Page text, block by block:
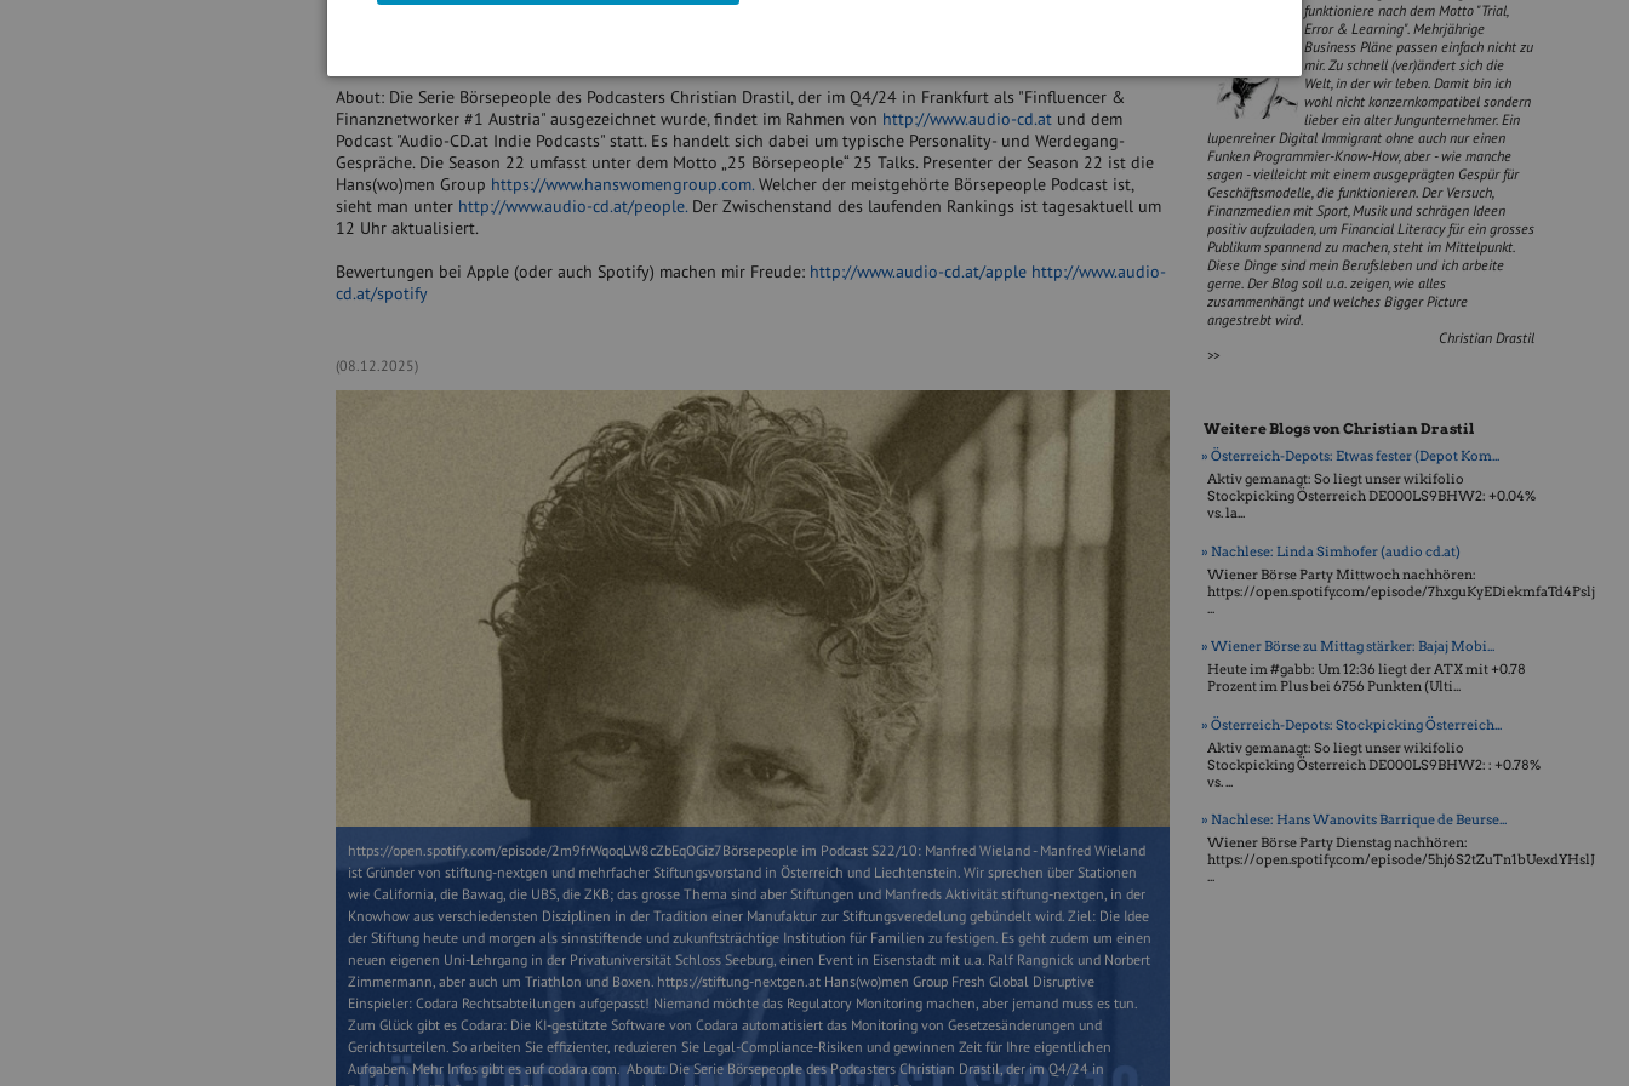
Zum Glück gibt es Codara: Die KI-gestützte Software von Codara automatisiert das Monitoring von
About: Die Serie Börsepeople des Podcasters Christian Drastil, der im Q4/24 in Frankfurt als "Finfluencer &
Finanznetworker #1 Austria" ausgezeichnet wurde, findet im Rahmen von http://www.audio-cd.atund dem
Podcast "Audio-CD.at Indie Podcasts" statt. Es handelt sich dabei um typische Personality- und Werdegang-
Gespräche. Die Season 22 umfasst unter dem Motto „25 Börsepeople“ 25 Talks. Presenter der Season 22 ist die
Hans(wo)men Group https://www.hanswomengroup.com.Welcher der meistgehörte Börsepeople Podcast ist,
sieht man unter http://www.audio-cd.at/people.Der Zwischenstand des laufenden Rankings ist tagesaktuell um
12 Uhr aktualisiert.
Bewertungen bei Apple (oder auch Spotify) machen mir Freude: http://www.audio-cd.at/apple http://www.audio-
cd.at/spotify
(08.12.2025)
https://open.spotify.com/episode/2m9frWqoqLW8cZbEqOGiz7Börsepeople im Podcast S22/10: Manfred Wieland - Manfred Wieland
ist Gründer von stiftung-nextgen und mehrfacher Stiftungsvorstand in Österreich und Liechtenstein. Wir sprechen über Stationen
wie California, die Bawag, die UBS, die ZKB; das grosse Thema sind aber Stiftungen und Manfreds Aktivität stiftung-nextgen, in der
Knowhow aus verschiedensten Disziplinen in der Tradition einer Manufaktur zur Stiftungsveredelung gebündelt wird. Ziel: Die Idee
der Stiftung heute und morgen als sinnstiftende und zukunftsträchtige Institution für Familien zu festigen. Es geht zudem um einen
neuen eigenen Uni-Lehrgang in der Privatuniversität Schloss Seeburg, einen Event in Eisenstadt mit u.a. Ralf Rangnick und Norbert
Zimmermann, aber auch um Triathlon und Boxen. https://stiftung-nextgen.at Hans(wo)men Group Fresh Global Disruptive
Einspieler: Codara Rechtsabteilungen aufgepasst! Niemand möchte das Regulatory Monitoring machen, aber jemand muss es tun.
Zum Glück gibt es Codara: Die KI-gestützte Software von Codara automatisiert das Monitoring von Gesetzesänderungen und
Gerichtsurteilen. So arbeiten Sie effizienter, reduzieren Sie Legal-Compliance-Risiken und gewinnen Zeit für Ihre eigentlichen
Aufgaben. Mehr Infos gibt es auf codara.com. About: Die Serie Börsepeople des Podcasters Christian Drastil, der im Q4/24 in
funktioniere nach dem Motto "Trial,
Error & Learning". Mehrjährige
Business Pläne passen einfach nicht zu
mir. Zu schnell (ver)ändert sich die
Welt, in der wir leben. Damit bin ich
wohl nicht konzernkompatibel sondern
lieber ein alter Jungunternehmer. Ein
lupenreiner Digital Immigrant ohne auch nur einen
Funken Programmier-Know-How, aber - wie manche
sagen - vielleicht mit einem ausgeprägten Gespür für
Geschäftsmodelle, die funktionieren. Der Versuch,
Finanzmedien mit Sport, Musik und schrägen Ideen
positiv aufzuladen, um Financial Literacy für ein grosses
Publikum spannend zu machen, steht im Mittelpunkt.
Diese Dinge sind mein Berufsleben und ich arbeite
gerne. Der Blog soll u.a. zeigen, wie alles
zusammenhängt und welches Bigger Picture
angestrebt wird.
Christian Drastil
>>
Weitere Blogs von Christian Drastil
» Österreich-Depots: Etwas fester (Depot Kom...
Aktiv gemanagt: So liegt unser wikifolio
Stockpicking Öster­reich DE000LS9BHW2: +0.04%
vs. la...
» Nachlese: Linda Simhofer (audio cd.at)
Wiener Börse Party Mittwoch nachhören:
https://open.spotify.com/episode/7hxguKyEDiekmfaTd4Pslj
...
» Wiener Börse zu Mittag stärker: Bajaj Mobi...
Heute im #gabb: Um 12:36 liegt der ATX mit +0.78
Prozent im Plus bei 6756 Punkten (Ulti...
» Österreich-Depots: Stockpicking Österreich...
Aktiv gemanagt: So liegt unser wikifolio
Stockpicking Öster­reich DE000LS9BHW2: : +0.78%
vs. ...
» Nachlese: Hans Wanovits Barrique de Beurse...
Wiener Börse Party Dienstag nachhören:
https://open.spotify.com/episode/5hj6S2tZuTn1bUexdYHslJ
...